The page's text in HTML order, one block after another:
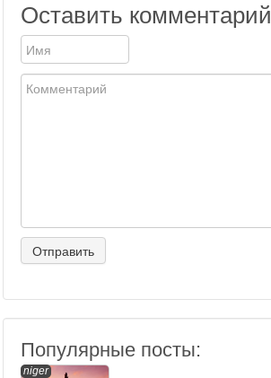
Оставить комментарий
Популярные посты:
niger